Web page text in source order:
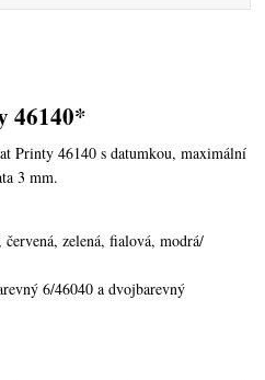
46140*
Printy 46140 s datumkou,maximální
3 mm.
zelená, fialová, modrá/
6/46040 a dvojbarevný